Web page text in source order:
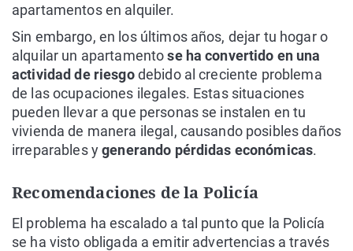
apartamentos en alquiler.
Sin embargo, en los últimos años, dejar tu hogar o
alquilar un apartamentose ha convertido en una
actividad de riesgodebido al creciente problema
de las ocupaciones ilegales. Estas situaciones
pueden llevar a que personas se instalen en tu
vivienda de manera ilegal, causando posibles daños
irreparables ygenerando pérdidas económicas.
Recomendaciones de la Policía
El problema ha escalado a tal punto que la Policía
se ha visto obligada a emitir advertencias a través